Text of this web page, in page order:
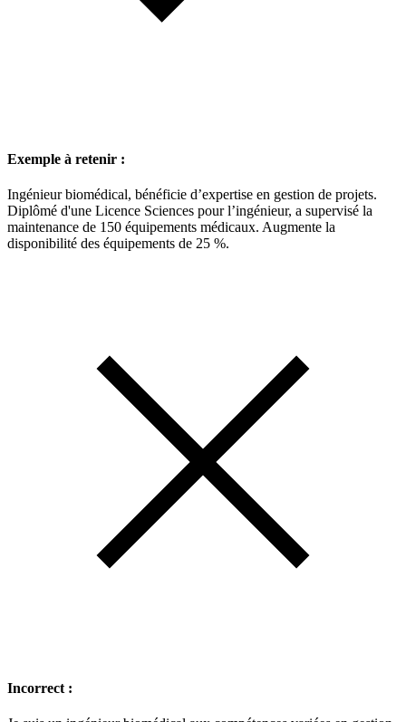
Exemple à retenir :
Ingénieur biomédical, bénéficie d’expertise en gestion de projets.
Diplômé d'une Licence Sciences pour l’ingénieur, a supervisé la
maintenance de 150 équipements médicaux. Augmente la
disponibilité des équipements de 25 %.
Incorrect :